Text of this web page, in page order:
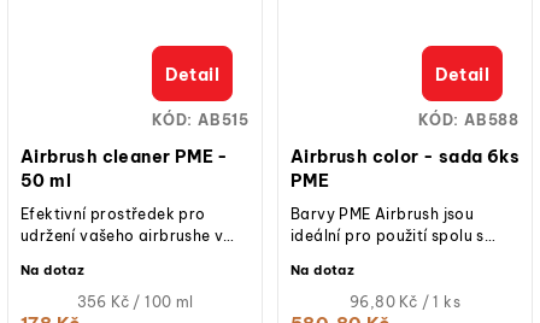
Airbrush cleaner PME -
50 ml
Měrná
356 Kč / 100 ml
Na dotaz
Detail
Efektivní prostředek pro
udržení vašeho airbrushe v
vašich cukrářských nástrojů...
KÓD: AB515
Airbrush color - sada 6ks
PME
Měrná
96,80 Kč / 1 ks
Na dotaz
Detail
Barvy PME Airbrush jsou
ideální pro použití spolu s
airbrushem. Skvělé pro
použití na dorty a...
KÓD: AB588